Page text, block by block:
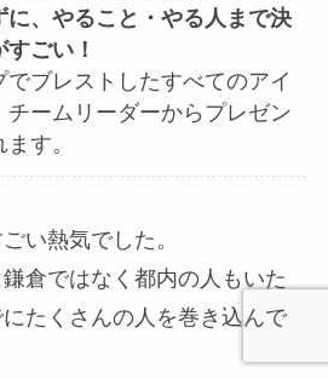
に、やること・やる人まで決
ごい！
ブレストしたすべてのアイ
チームリーダーからプレゼン
す。
い熱気でした。
倉ではなく都内の人もいた
たくさんの人を巻き込んで